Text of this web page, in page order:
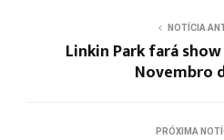
NOTÍCIA
Linkin Park fará
Novembro
PRÓXIMA